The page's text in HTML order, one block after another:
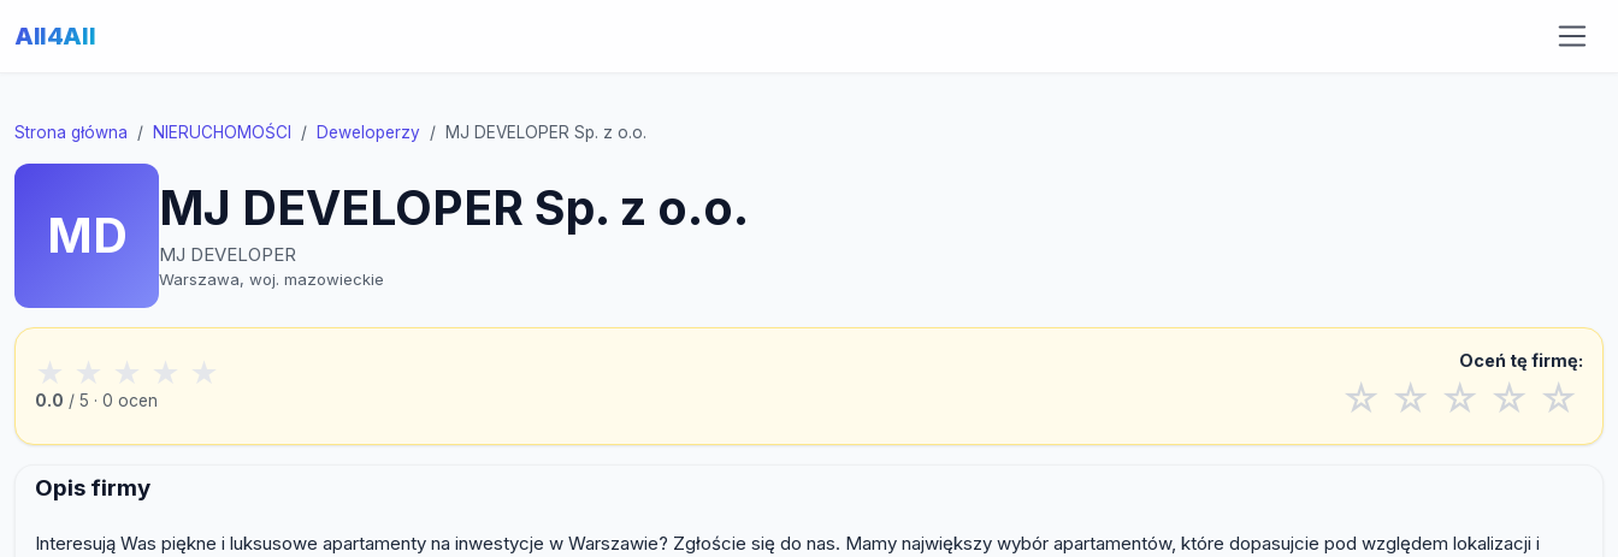
All4All
Strona główna NIERUCHOMOŚCI Deweloperzy MJ DEVELOPER Sp. z o.o.
MD MJ DEVELOPER Sp. z o.o.
MJ DEVELOPER
Warszawa, woj. mazowieckie
★ ★ ★ ★ ★
0.0 / 5 · 0 ocen
Oceń tę firmę:
☆ ☆ ☆ ☆ ☆
Opis firmy
Interesują Was piękne i luksusowe apartamenty na inwestycje w Warszawie? Zgłoście się do nas. Mamy największy wybór apartamentów, które dopasujcie pod względem lokalizacji i